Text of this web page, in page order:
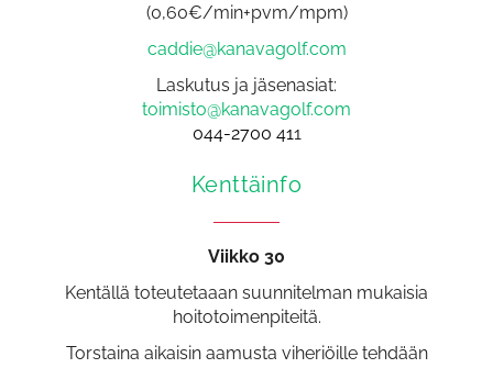
(0,60€/min+pvm/mpm)
caddie@kanavagolf.com
Laskutus ja jäsenasiat:
toimisto@kanavagolf.com
044-2700 411
Kenttäinfo​​​​​​​​​​​​​​
Viikko 30
Kentällä toteutetaaan suunnitelman mukaisia
hoitotoimenpiteitä.
Torstaina aikaisin aamusta viheriöille tehdään